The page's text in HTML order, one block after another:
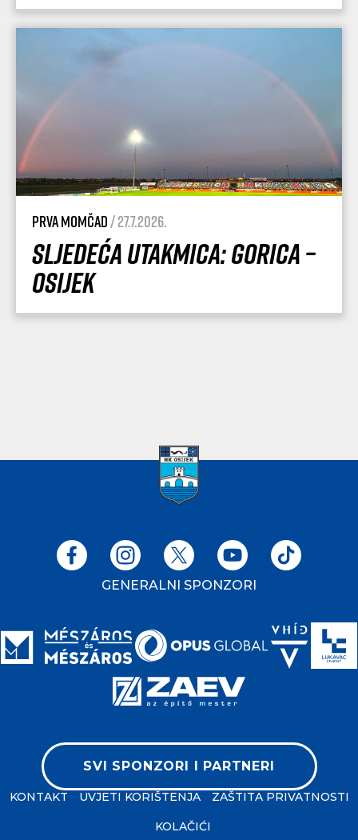
Prva momčad/ 27.7.2026.
Sljedeća utakmica: Gorica –
Osijek
GENERALNI SPONZORI
SVI SPONZORI I PARTNERI
KONTAKT UVJETI KORIŠTENJA ZAŠTITA PRIVATNOSTI
KOLAČIĆI